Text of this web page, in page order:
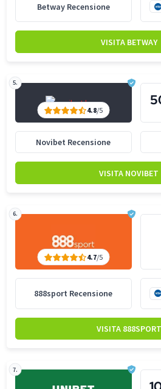
Betway Recensione
VISITA BETWAY
5.
4.8/5
Novibet Recensione
VISITA NOVIBET
6.
4.7/5
888sport Recensione
VISITA 888SPORT
7.